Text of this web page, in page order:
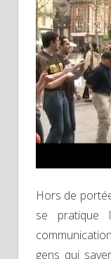
Hors de
se pratique
gens qui